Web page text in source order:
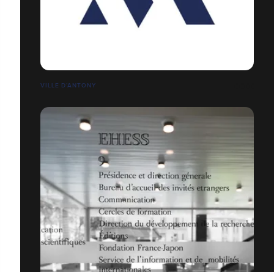
VILLE D’ANTONY